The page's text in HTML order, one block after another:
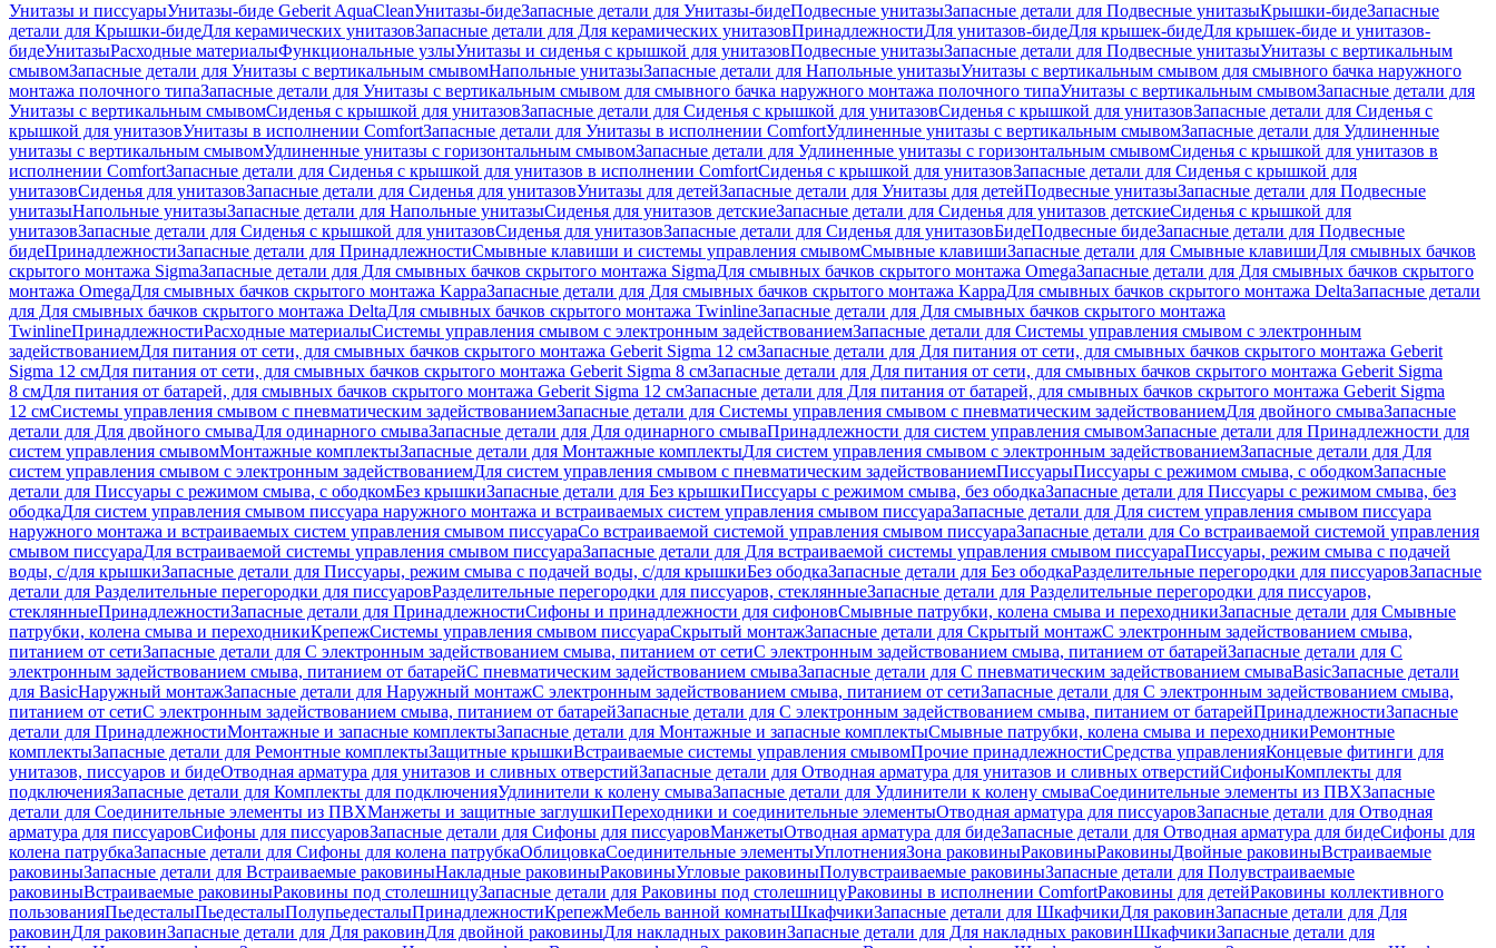
Унитазы и писсуарыУнитазы-биде Geberit AquaCleanУнитазы-бидеЗапасные детали для Унитазы-бидеПодвесные унитазыЗапасные детали для Подвесные унитазыКрышки-бидеЗапасные
детали для Крышки-бидеДля керамических унитазовЗапасные детали для Для керамических унитазовПринадлежностиДля унитазов-бидеДля крышек-бидеДля крышек-биде и унитазов-
бидеУнитазыРасходные материалыФункциональные узлыУнитазы и сиденья с крышкой для унитазовПодвесные унитазыЗапасные детали для Подвесные унитазыУнитазы с вертикальным
смывомЗапасные детали для Унитазы с вертикальным смывомНапольные унитазыЗапасные детали для Напольные унитазыУнитазы с вертикальным смывом для смывного бачка наружного
монтажа полочного типаЗапасные детали для Унитазы с вертикальным смывом для смывного бачка наружного монтажа полочного типаУнитазы с вертикальным смывомЗапасные детали для
Унитазы с вертикальным смывомСиденья с крышкой для унитазовЗапасные детали для Сиденья с крышкой для унитазовСиденья с крышкой для унитазовЗапасные детали для Сиденья с
крышкой для унитазовУнитазы в исполнении ComfortЗапасные детали для Унитазы в исполнении ComfortУдлиненные унитазы с вертикальным смывомЗапасные детали для Удлиненные
унитазы с вертикальным смывомУдлиненные унитазы с горизонтальным смывомЗапасные детали для Удлиненные унитазы с горизонтальным смывомСиденья с крышкой для унитазов в
исполнении ComfortЗапасные детали для Сиденья с крышкой для унитазов в исполнении ComfortСиденья с крышкой для унитазовЗапасные детали для Сиденья с крышкой для
унитазовСиденья для унитазовЗапасные детали для Сиденья для унитазовУнитазы для детейЗапасные детали для Унитазы для детейПодвесные унитазыЗапасные детали для Подвесные
унитазыНапольные унитазыЗапасные детали для Напольные унитазыСиденья для унитазов детскиеЗапасные детали для Сиденья для унитазов детскиеСиденья с крышкой для
унитазовЗапасные детали для Сиденья с крышкой для унитазовСиденья для унитазовЗапасные детали для Сиденья для унитазовБидеПодвесные бидеЗапасные детали для Подвесные
бидеПринадлежностиЗапасные детали для ПринадлежностиСмывные клавиши и системы управления смывомСмывные клавишиЗапасные детали для Смывные клавишиДля смывных бачков
скрытого монтажа SigmaЗапасные детали для Для смывных бачков скрытого монтажа SigmaДля смывных бачков скрытого монтажа OmegaЗапасные детали для Для смывных бачков скрытого
монтажа OmegaДля смывных бачков скрытого монтажа KappaЗапасные детали для Для смывных бачков скрытого монтажа KappaДля смывных бачков скрытого монтажа DeltaЗапасные детали
для Для смывных бачков скрытого монтажа DeltaДля смывных бачков скрытого монтажа TwinlineЗапасные детали для Для смывных бачков скрытого монтажа
TwinlineПринадлежностиРасходные материалыСистемы управления смывом с электронным задействованиемЗапасные детали для Системы управления смывом с электронным
задействованиемДля питания от сети, для смывных бачков скрытого монтажа Geberit Sigma 12 смЗапасные детали для Для питания от сети, для смывных бачков скрытого монтажа Geberit
Sigma 12 смДля питания от сети, для смывных бачков скрытого монтажа Geberit Sigma 8 смЗапасные детали для Для питания от сети, для смывных бачков скрытого монтажа Geberit Sigma
8 смДля питания от батарей, для смывных бачков скрытого монтажа Geberit Sigma 12 смЗапасные детали для Для питания от батарей, для смывных бачков скрытого монтажа Geberit Sigma
12 смСистемы управления смывом с пневматическим задействованиемЗапасные детали для Системы управления смывом с пневматическим задействованиемДля двойного смываЗапасные
детали для Для двойного смываДля одинарного смываЗапасные детали для Для одинарного смываПринадлежности для систем управления смывомЗапасные детали для Принадлежности для
систем управления смывомМонтажные комплектыЗапасные детали для Монтажные комплектыДля систем управления смывом с электронным задействованиемЗапасные детали для Для
систем управления смывом с электронным задействованиемДля систем управления смывом с пневматическим задействованиемПиссуарыПиссуары с режимом смыва, с ободкомЗапасные
детали для Писсуары с режимом смыва, с ободкомБез крышкиЗапасные детали для Без крышкиПиссуары с режимом смыва, без ободкаЗапасные детали для Писсуары с режимом смыва, без
ободкаДля систем управления смывом писсуара наружного монтажа и встраиваемых систем управления смывом писсуараЗапасные детали для Для систем управления смывом писсуара
наружного монтажа и встраиваемых систем управления смывом писсуараСо встраиваемой системой управления смывом писсуараЗапасные детали для Со встраиваемой системой управления
смывом писсуараДля встраиваемой системы управления смывом писсуараЗапасные детали для Для встраиваемой системы управления смывом писсуараПиссуары, режим смыва с подачей
воды, с/для крышкиЗапасные детали для Писсуары, режим смыва с подачей воды, с/для крышкиБез ободкаЗапасные детали для Без ободкаРазделительные перегородки для писсуаровЗапасные
детали для Разделительные перегородки для писсуаровРазделительные перегородки для писсуаров, стеклянныеЗапасные детали для Разделительные перегородки для писсуаров,
стеклянныеПринадлежностиЗапасные детали для ПринадлежностиСифоны и принадлежности для сифоновСмывные патрубки, колена смыва и переходникиЗапасные детали для Смывные
патрубки, колена смыва и переходникиКрепежСистемы управления смывом писсуараСкрытый монтажЗапасные детали для Скрытый монтажС электронным задействованием смыва,
питанием от сетиЗапасные детали для С электронным задействованием смыва, питанием от сетиС электронным задействованием смыва, питанием от батарейЗапасные детали для С
электронным задействованием смыва, питанием от батарейС пневматическим задействованием смываЗапасные детали для С пневматическим задействованием смываBasicЗапасные детали
для BasicНаружный монтажЗапасные детали для Наружный монтажС электронным задействованием смыва, питанием от сетиЗапасные детали для С электронным задействованием смыва,
питанием от сетиС электронным задействованием смыва, питанием от батарейЗапасные детали для С электронным задействованием смыва, питанием от батарейПринадлежностиЗапасные
детали для ПринадлежностиМонтажные и запасные комплектыЗапасные детали для Монтажные и запасные комплектыСмывные патрубки, колена смыва и переходникиРемонтные
комплектыЗапасные детали для Ремонтные комплектыЗащитные крышкиВстраиваемые системы управления смывомПрочие принадлежностиСредства управленияКонцевые фитинги для
унитазов, писсуаров и бидеОтводная арматура для унитазов и сливных отверстийЗапасные детали для Отводная арматура для унитазов и сливных отверстийСифоныКомплекты для
подключенияЗапасные детали для Комплекты для подключенияУдлинители к колену смываЗапасные детали для Удлинители к колену смываСоединительные элементы из ПВХЗапасные
детали для Соединительные элементы из ПВХМанжеты и защитные заглушкиПереходники и соединительные элементыОтводная арматура для писсуаровЗапасные детали для Отводная
арматура для писсуаровCифоны для писсуаровЗапасные детали для Cифоны для писсуаровМанжетыОтводная арматура для бидеЗапасные детали для Отводная арматура для бидеСифоны для
колена патрубкаЗапасные детали для Сифоны для колена патрубкаОблицовкаСоединительные элементыУплотненияЗона раковиныРаковиныРаковиныДвойные раковиныВстраиваемые
раковиныЗапасные детали для Встраиваемые раковиныНакладные раковиныРаковиныУгловые раковиныПолувстраиваемые раковиныЗапасные детали для Полувстраиваемые
раковиныВстраиваемые раковиныРаковины под столешницуЗапасные детали для Раковины под столешницуРаковины в исполнении ComfortPаковины для детейРаковины коллективного
пользованияПьедесталыПьедесталыПолупьедесталыПринадлежностиКрепежМебель ванной комнатыШкафчикиЗапасные детали для ШкафчикиДля раковинЗапасные детали для Для
раковинДля раковинЗапасные детали для Для раковинДля двойной раковиныДля накладных pаковинЗапасные детали для Для накладных pаковинШкафчикиЗапасные детали для